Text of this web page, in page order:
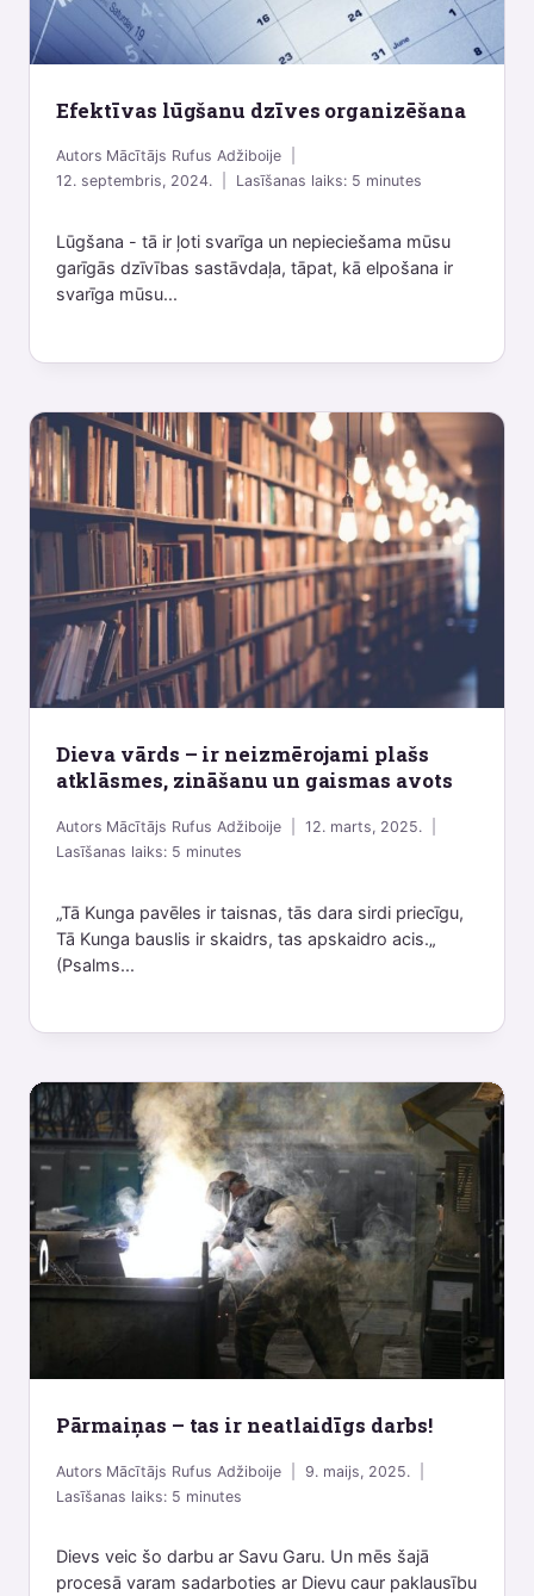
Efektīvas lūgšanu dzīves organizēšana
Autors Mācītājs Rufus Adžiboije
12. septembris, 2024.
Lasīšanas laiks:5 minutes
Lūgšana - tā ir ļoti svarīga un nepieciešama mūsu
garīgās dzīvības sastāvdaļa, tāpat, kā elpošana ir
svarīga mūsu...
Dieva vārds – ir neizmērojami plašs
atklāsmes, zināšanu un gaismas avots
Autors Mācītājs Rufus Adžiboije
12. marts, 2025.
Lasīšanas laiks:5 minutes
„Tā Kunga pavēles ir taisnas, tās dara sirdi priecīgu,
Tā Kunga bauslis ir skaidrs, tas apskaidro acis.„
(Psalms...
Pārmaiņas – tas ir neatlaidīgs darbs!
Autors Mācītājs Rufus Adžiboije
9. maijs, 2025.
Lasīšanas laiks:5 minutes
Dievs veic šo darbu ar Savu Garu. Un mēs šajā
procesā varam sadarboties ar Dievu caur paklausību